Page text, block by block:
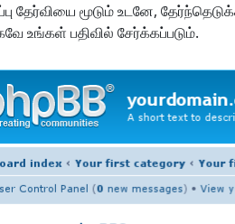
தேர்வியை மூடும் உடனே,
உங்கள் பதிவில் சேர்க்கப்படும்.